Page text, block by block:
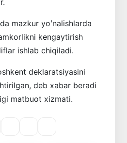
mazkur yoʻnalishlarda
kengaytirish
ishlab chiqiladi.
deklaratsiyasini
deb xabar beradi
matbuot xizmati.